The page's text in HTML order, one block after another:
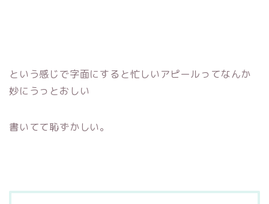
という感じで字面にすると忙しいアピールってなんか
妙にうっとおしい
書いてて恥ずかしい。